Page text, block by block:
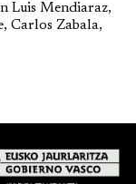
Luis Mendiaraz,
Carlos Zabala,